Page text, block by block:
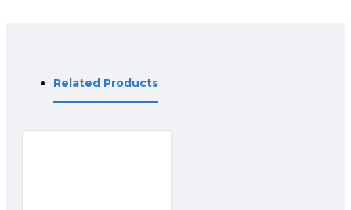
Related Products